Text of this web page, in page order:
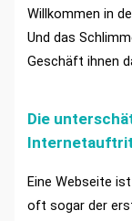
Willkommen in
Und das
Geschäft ihnen
Die
Eine Webseite
oft sogar der